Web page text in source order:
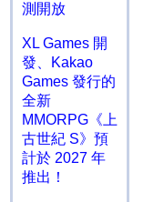
測開放
XL Games 開
發、Kakao
Games 發行的
全新
MMORPG《上
古世紀 S》預
計於 2027 年
推出！